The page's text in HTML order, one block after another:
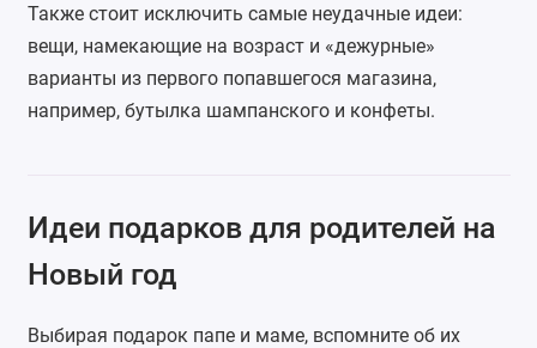
Также стоит исключить самые неудачные идеи:
вещи, намекающие на возраст и «дежурные»
варианты из первого попавшегося магазина,
например, бутылка шампанского и конфеты.
Идеи подарков для родителей на
Новый год
Выбирая подарок папе и маме, вспомните об их